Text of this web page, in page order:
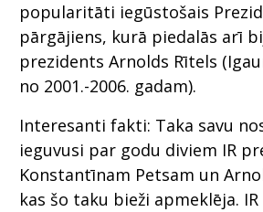
popularitāti iegūstošais
pārgājiens, kurā piedalās arī
prezidents Arnolds Rītels
no 2001.-2006. gadam).
Interesanti fakti: Taka savu
ieguvusi par godu diviem IR
Konstantīnam Petsam un
kas šo taku bieži apmeklēja.